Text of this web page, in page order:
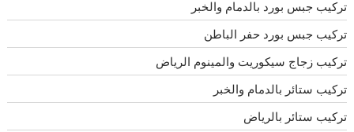
تركيب جبس بورد بالدمام والخبر
تركيب جبس بورد حفر الباطن
تركيب زجاج سيكوريت والمينوم الرياض
تركيب ستائر بالدمام والخبر
تركيب ستائر بالرياض